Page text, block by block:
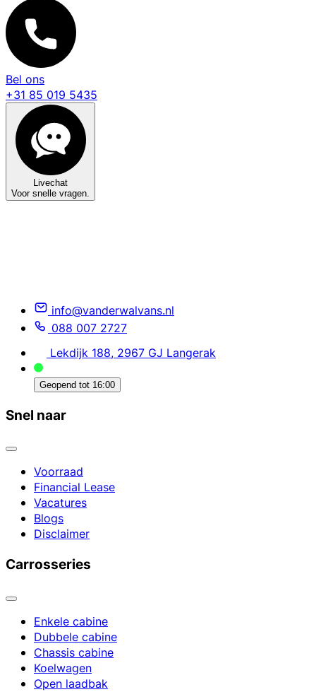
Bel ons
+31 85 019 5435
Livechat
Voor snelle vragen.
info@vanderwalvans.nl
088 007 2727
Lekdijk 188, 2967 GJ Langerak
Geopend tot 16:00
Snel naar
Voorraad
Financial Lease
Vacatures
Blogs
Disclaimer
Carrosseries
Enkele cabine
Dubbele cabine
Chassis cabine
Koelwagen
Open laadbak